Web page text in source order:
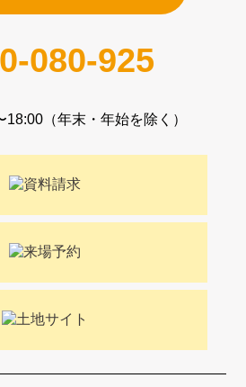
080-925
18:00（年末・年始を除く）